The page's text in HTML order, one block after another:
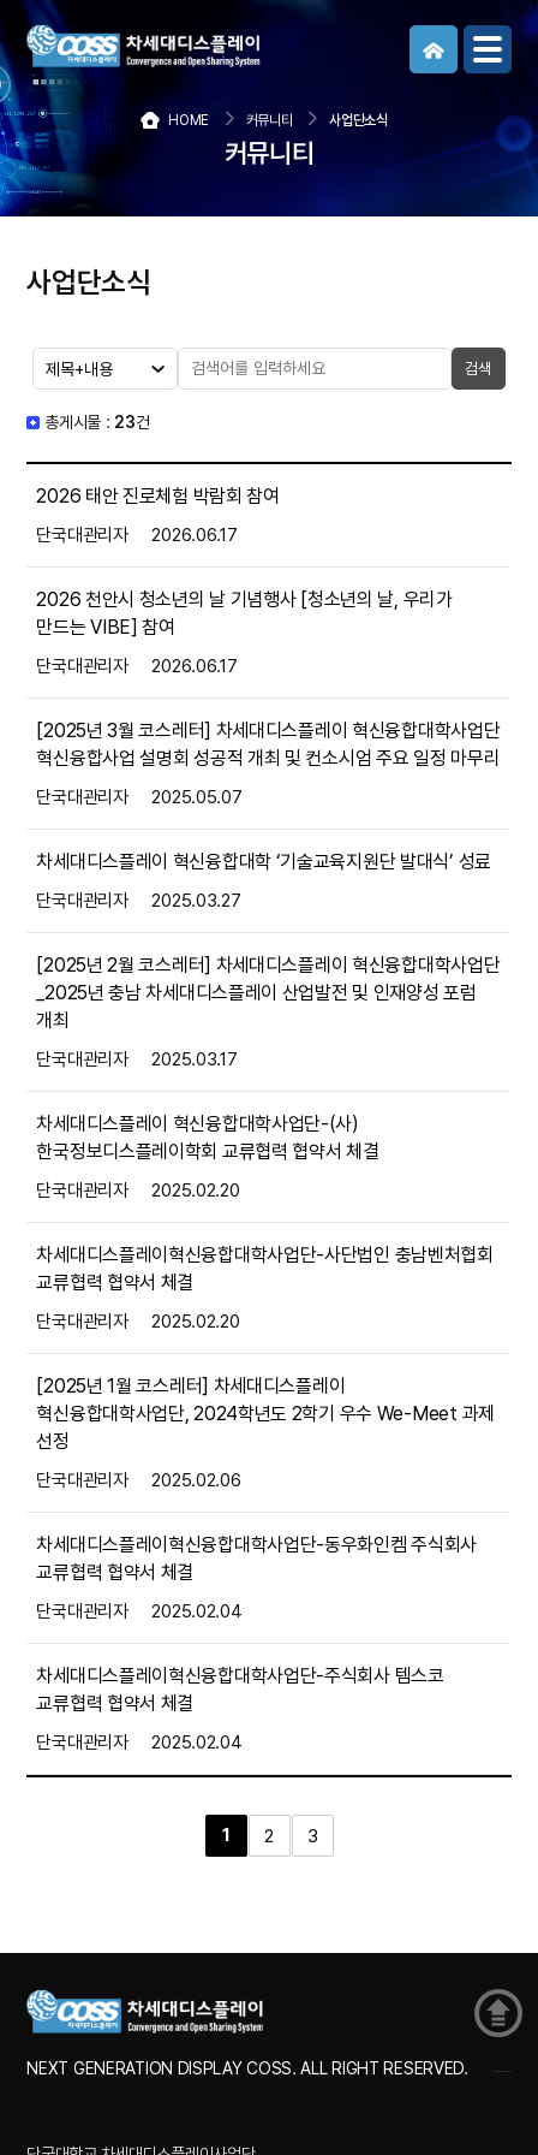
메뉴보기
HOME 커뮤니티 사업단소식
커뮤니티
사업단소식
총게시물 : 23건
검색
2026 태안 진로체험 박람회 참여
단국대관리자 2026.06.17
2026 천안시 청소년의 날 기념행사 [청소년의 날, 우리가
만드는 VIBE] 참여
단국대관리자 2026.06.17
[2025년 3월 코스레터] 차세대디스플레이 혁신융합대학사업단
혁신융합사업 설명회 성공적 개최 및 컨소시엄 주요 일정 마무리
단국대관리자 2025.05.07
차세대디스플레이 혁신융합대학 ‘기술교육지원단 발대식’ 성료
단국대관리자 2025.03.27
[2025년 2월 코스레터] 차세대디스플레이 혁신융합대학사업단
_2025년 충남 차세대디스플레이 산업발전 및 인재양성 포럼
개최
단국대관리자 2025.03.17
차세대디스플레이 혁신융합대학사업단-(사)
한국정보디스플레이학회 교류협력 협약서 체결
단국대관리자 2025.02.20
차세대디스플레이혁신융합대학사업단-사단법인 충남벤처협회
교류협력 협약서 체결
단국대관리자 2025.02.20
[2025년 1월 코스레터] 차세대디스플레이
혁신융합대학사업단, 2024학년도 2학기 우수 We-Meet 과제
선정
단국대관리자 2025.02.06
차세대디스플레이혁신융합대학사업단-동우화인켐 주식회사
교류협력 협약서 체결
단국대관리자 2025.02.04
차세대디스플레이혁신융합대학사업단-주식회사 템스코
교류협력 협약서 체결
단국대관리자 2025.02.04
1 2 3
NEXT GENERATION DISPLAY COSS. ALL RIGHT RESERVED.